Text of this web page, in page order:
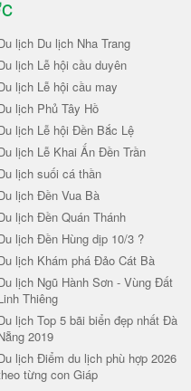
lịch Du lịch Nha Trang
lịch Lễ hội cầu duyên
lịch Lễ hội cầu may
lịch Phủ Tây Hồ
lịch Lễ hội Đền Bắc Lệ
lịch Lễ Khai Ấn Đền Trần
lịch suối cá thần
lịch Đền Vua Bà
lịch Đền Quán Thánh
lịch Đền Hùng dịp 10/3 ?
lịch Khám phá Đảo Cát Bà
lịch Ngũ Hành Sơn - Vùng Đất
Thiêng
lịch Top 5 bãi biển đẹp nhất Đà
2019
lịch Điểm du lịch phù hợp 2026
từng con Giáp